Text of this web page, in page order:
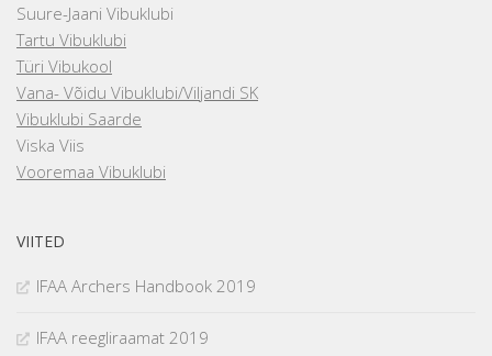
Suure-Jaani Vibuklubi
Tartu Vibuklubi
Türi Vibukool
Vana- Võidu Vibuklubi/Viljandi SK
Vibuklubi Saarde
Viska Viis
Vooremaa Vibuklubi
VIITED
IFAA Archers Handbook 2019
IFAA reegliraamat 2019